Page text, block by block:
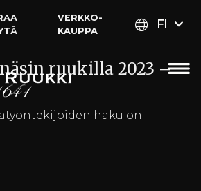
VERKKO­
KAUPPA
FI
ruukilla 2023 –
haku on